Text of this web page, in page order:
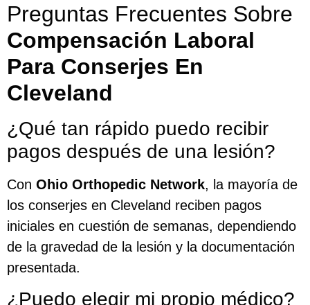
Preguntas Frecuentes Sobre
Compensación Laboral
Para Conserjes En
Cleveland
¿Qué tan rápido puedo recibir
pagos después de una lesión?
Con Ohio Orthopedic Network, la mayoría de
los conserjes en Cleveland reciben pagos
iniciales en cuestión de semanas, dependiendo
de la gravedad de la lesión y la documentación
presentada.
¿Puedo elegir mi propio médico?